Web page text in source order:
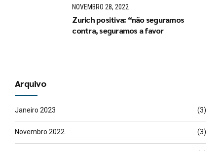
NOVEMBRO 28, 2022
Zurich positiva: “não seguramos
contra, seguramos a favor
Arquivo
Janeiro 2023 (3)
Novembro 2022 (3)